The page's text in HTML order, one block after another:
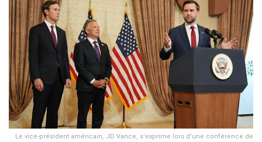
Le vice-président américain, JD Vance, s'exprime lors d'une conférence de